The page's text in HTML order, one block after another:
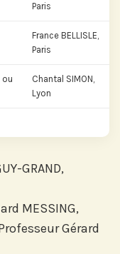
Paris
France BELLISLE,
Paris
ou
Chantal SIMON,
Lyon
GRAND,
MESSING,
Gérard
actu par
en